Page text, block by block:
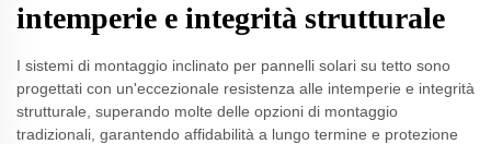
intemperie e integrità strutturale
I sistemi di montaggio inclinato per pannelli solari su tetto sono
progettati con un'eccezionale resistenza alle intemperie e integrità
strutturale, superando molte delle opzioni di montaggio
tradizionali, garantendo affidabilità a lungo termine e protezione